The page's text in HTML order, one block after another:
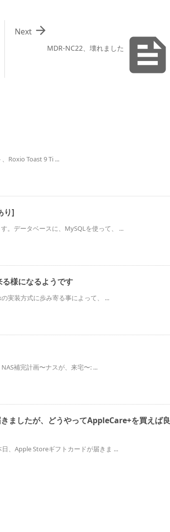

MDR-NC22、壊れました

Next
Roxio Toast 9 Ti ...
り]
。データベースに、MySQLを使って、 ...
様になるようです
実装方式に歩み寄る事によって、 ...
補完計画〜ナスが、来宅〜: ...
ましたが、どうやってAppleCare+を買えば良
、Apple Storeギフトカードが届きま ...